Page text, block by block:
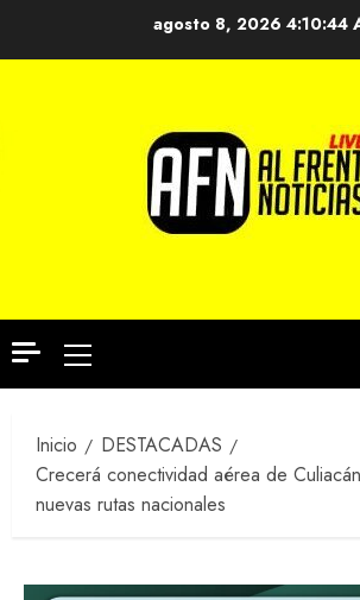
agosto 8, 2026 4:10:44
Menú
principal
Inicio
DESTACADAS
Crecerá conectividad aérea de
nuevas rutas nacionales